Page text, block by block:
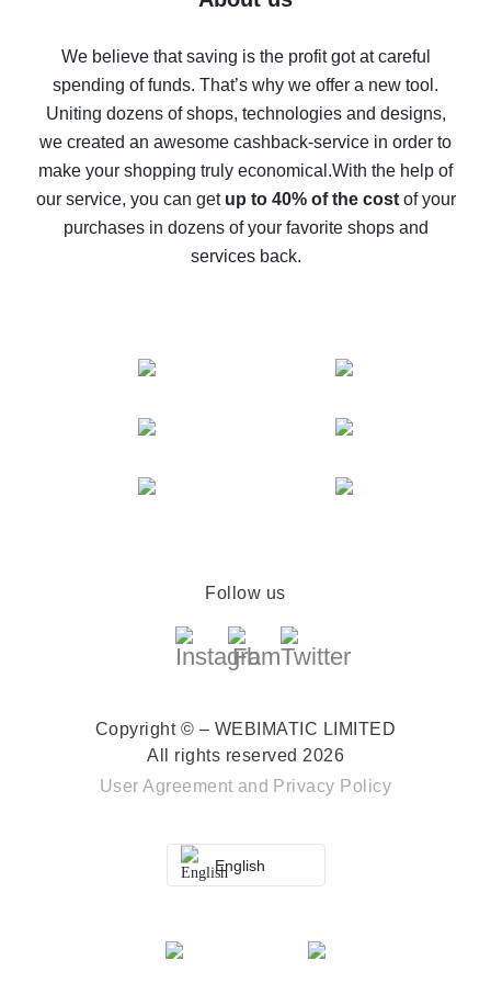
back
10% cash back on AliExpress - the impossible is
possible
The best cash back on AliExpress - how to find it
The best cash back service for AliExpress - let's
compare offers
We believe that saving is the profit got at careful
spending of funds. That’s why we offer a new tool.
Uniting dozens of shops, technologies and designs,
we created an awesome cashback-service in order to
make your shopping truly economical.With the help of
our service, you can get up to 40% of the costof your
purchases in dozens of your favorite shops and
services back.
Follow us
Copyright © – WEBIMATIC LIMITED
All rights reserved 2026
User Agreement and Privacy Policy
English